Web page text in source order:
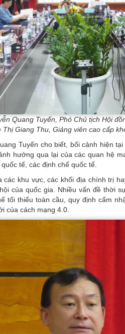
Quang Tuyến, Phó Chủ tịch Hội
Thị Giang Thu, Giảng viên cao cấp
Tuyến cho biết, bối cảnh hiện
hưởng qua lại của các quan hệ
tế, các định chế quốc tế.
các khu vực, các khối địa chính trị
của quốc gia. Nhiều vấn đề thời
tối thiểu toàn cầu, quy định cấm
của cách mạng 4.0.